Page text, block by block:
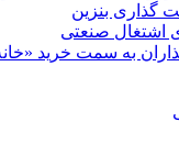
گذاری بنزین
اشتغال صنعتی
به سمت خرید